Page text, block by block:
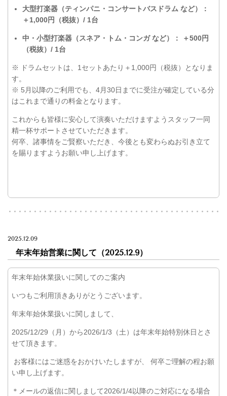
大型打楽器（ティンパニ・コンサートバスドラム など）：
＋1,000円（税抜）/ 1台
中・小型打楽器（スネア・トム・コンガ など）： ＋500円
（税抜）/ 1台
※ ドラムセットは、1セットあたり＋1,000円（税抜）となりま
す。
※ 5月以降のご利用でも、4月30日までに受注が確定している分
はこれまで通りの料金となります。
これからも皆様に安心して演奏いただけますようスタッフ一同
精一杯サポートさせていただきます。
何卒、諸事情をご賢察いただき、今後とも変わらぬお引き立て
を賜りますようお願い申し上げます。
2025.12.09
年末年始営業に関して（2025.12.9）
年末年始休業扱いに関してのご案内
いつもご利用頂きありがとうございます。
年末年始休業扱いに関しまして、
2025/12/29（月）から2026/1/3（土）は年末年始特別休日とさ
せて頂きます。
お客様にはご迷惑をおかけいたしますが、 何卒ご理解の程お願
い申し上げます。
＊メールの返信に関しまして2026/1/4以降のご対応になる場合